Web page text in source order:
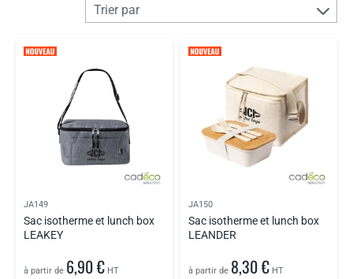
Trier par
JA149
Sac isotherme et lunch box
LEAKEY
à partir de 6,90 € HT
JA150
Sac isotherme et lunch box
LEANDER
à partir de 8,30 € HT